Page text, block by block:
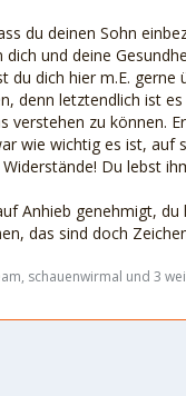
du deinen Sohn
und deine
du dich hier m.E. gerne
denn letztendlich ist
verstehen zu können.
wie wichtig es ist, auf
Du lebst
Anhieb genehmigt,
das sind doch
schauenwirmal und 3